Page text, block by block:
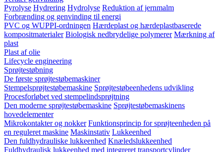
Pyrolyse Hydrering Hydrolyse Reduktion af jernmalm
Forbrænding og genvinding til energi
PVC og WUPPI-ordningen Hærdeplast og hærdeplastbaserede
kompositmaterialer Biologisk nedbrydelige polymerer Mærkning af
plast
Plast af olie
Lifecycle engineering
Sprøjtestøbning
De første sprøjtestøbemaskiner
Stempelsprøjtestøbemaskine Sprøjtestøbeenhedens udvikling
Procesforløbet ved stempelindsprøjtning
Den moderne sprøjtestøbemaskine Sprøjtestøbemaskinens
hovedelementer
Mikrokontakter og nokker Funktionsprincip for sprøjteenheden på
en reguleret maskine Maskinstativ Lukkeenhed
Den fuldhydrauliske lukkeenhed Knæledslukkeenhed
Fuldhydraulisk lukkeenhed med integreret transportcylinder